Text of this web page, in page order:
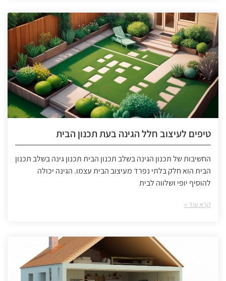
טיפים לעיצוב חלל הגינה בעת תכנון הבית
החשיבות של תכנון הגינה בשלב תכנון הבית תכנון גינה בשלב תכנון
הבית הוא חלק בלתי נפרד מעיצוב הבית עצמו. הגינה יכולה
להוסיף יופי ושלווה לבית
קרא עוד »